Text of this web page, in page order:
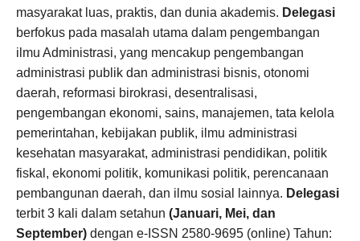
masyarakat luas, praktis, dan dunia akademis. Delegasi
berfokus pada masalah utama dalam pengembangan
ilmu Administrasi, yang mencakup pengembangan
administrasi publik dan administrasi bisnis, otonomi
daerah, reformasi birokrasi, desentralisasi,
pengembangan ekonomi, sains, manajemen, tata kelola
pemerintahan, kebijakan publik, ilmu administrasi
kesehatan masyarakat, administrasi pendidikan, politik
fiskal, ekonomi politik, komunikasi politik, perencanaan
pembangunan daerah, dan ilmu sosial lainnya. Delegasi
terbit 3 kali dalam setahun (Januari, Mei, dan
September)dengan e-ISSN 2580-9695 (online) Tahun: